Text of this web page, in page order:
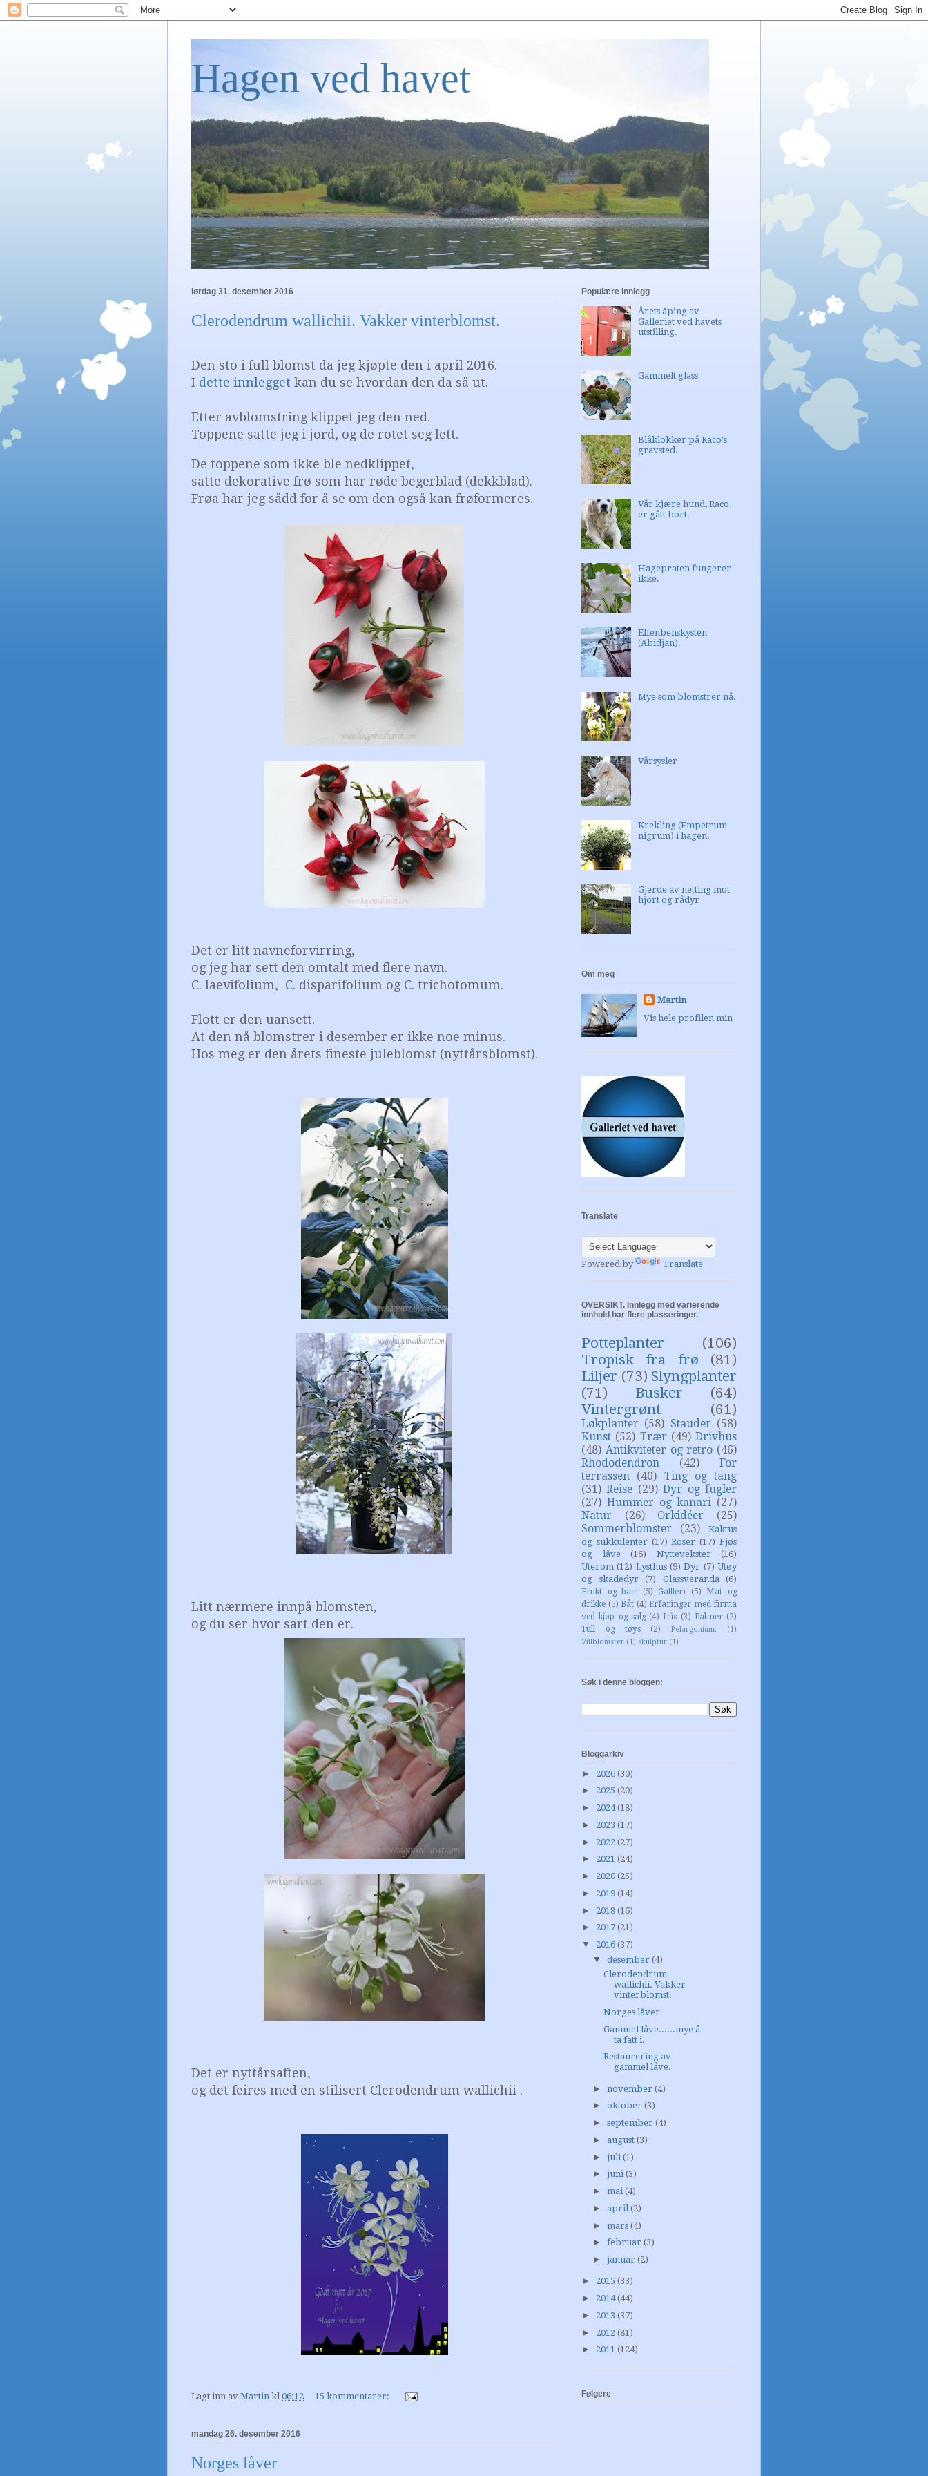
Hagen ved havet
lørdag 31. desember 2016
Clerodendrum wallichii. Vakker vinterblomst.
Den sto i full blomst da jeg kjøpte den i april 2016.
I dette innlegget kan du se hvordan den da så ut.
Etter avblomstring klippet jeg den ned.
Toppene satte jeg i jord, og de rotet seg lett.
De toppene som ikke ble nedklippet,
satte dekorative frø som har røde begerblad (dekkblad).
Frøa har jeg sådd for å se om den også kan frøformeres.
Det er litt navneforvirring,
og jeg har sett den omtalt med flere navn.
C. laevifolium, C. disparifolium og C. trichotomum.
Flott er den uansett.
At den nå blomstrer i desember er ikke noe minus.
Hos meg er den årets fineste juleblomst (nyttårsblomst).
Litt nærmere innpå blomsten,
og du ser hvor sart den er.
Det er nyttårsaften,
og det feires med en stilisert Clerodendrum wallichii .
Lagt inn av Martin kl06:12 15 kommentarer:
mandag 26. desember 2016
Norges låver
Populære innlegg
Årets åping av
Galleriet ved havets
utstilling.
Gammelt glass
Blåklokker på Raco's
gravsted.
Vår kjære hund, Raco,
er gått bort.
Hagepraten fungerer
ikke.
Elfenbenskysten
(Abidjan).
Mye som blomstrer nå.
Vårsysler
Krekling (Empetrum
nigrum) i hagen.
Gjerde av netting mot
hjort og rådyr
Om meg
Martin
Vis hele profilen min
Translate
Powered by Translate
OVERSIKT. Innlegg med varierende
innhold har flere plasseringer.
Potteplanter
(106)
Tropisk fra frø
(81)
Liljer (73) Slyngplanter
(71)
Busker
(64)
Vintergrønt
(61)
Løkplanter (58) Stauder (58)
Kunst (52) Trær (49) Drivhus
(48) Antikviteter og retro (46)
Rhododendron
(42)
For
terrassen
(40) Ting og tang
(31) Reise (29) Dyr og fugler
(27) Hummer og kanari (27)
Natur
(26) Orkidéer
(25)
Sommerblomster
(23)
Kaktus
og sukkulenter (17) Roser (17) Fjøs
og låve
(16) Nyttevekster
(16)
Uterom (12) Lysthus (9) Dyr (7) Utøy
og skadedyr
(7) Glassveranda (6)
Frukt og bær (5) Gallleri (5)
Mat og
drikke (5) Båt (4) Erfaringer med firma
ved kjøp og salg (4) Iris (3) Palmer (2)
Tull og tøys
(2) Pelargonium.
(1)
Villblomster (1) skulptur (1)
Søk i denne bloggen:
Bloggarkiv
► 2026 (30)
► 2025 (20)
► 2024(18)
► 2023 (17)
► 2022 (27)
► 2021 (24)
► 2020 (25)
► 2019 (14)
► 2018 (16)
► 2017 (21)
▼ 2016 (37)
▼ desember (4)
Clerodendrum
wallichii. Vakker
vinterblomst.
Norges låver
Gammel låve......mye å
ta fatt i.
Restaurering av
gammel låve.
► november (4)
► oktober (3)
► september (4)
► august (3)
► juli (1)
► juni(3)
► mai(4)
► april (2)
► mars (4)
► februar (3)
► januar (2)
► 2015 (33)
► 2014(44)
► 2013 (37)
► 2012 (81)
► 2011 (124)
Følgere